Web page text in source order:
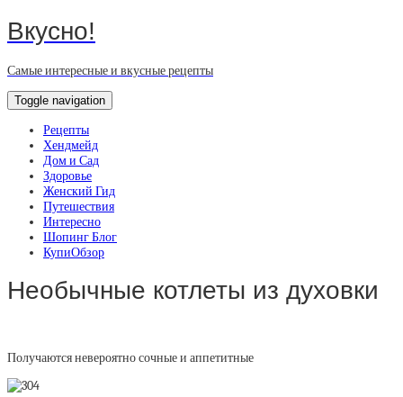
Вкусно!
Самые интересные и вкусные рецепты
Toggle navigation
Рецепты
Хендмейд
Дом и Сад
Здоровье
Женский Гид
Путешествия
Интересно
Шопинг Блог
КупиОбзор
Необычные котлеты из духовки
Получаются невероятно сочные и аппетитные